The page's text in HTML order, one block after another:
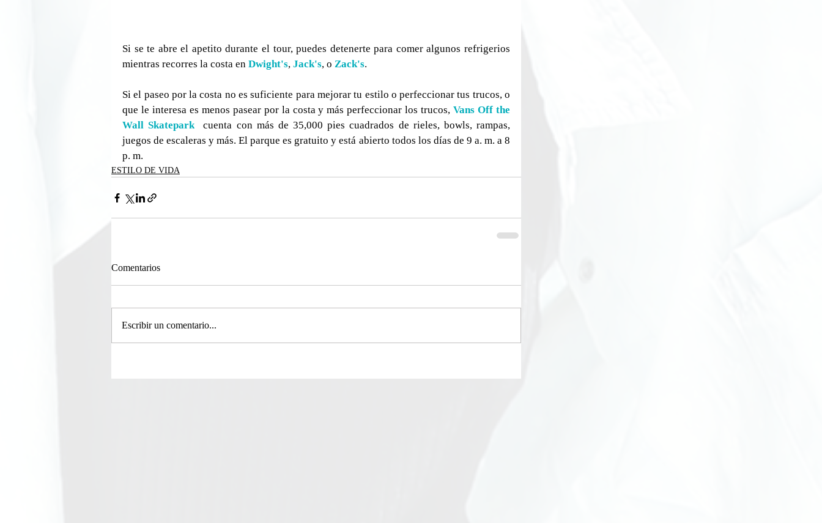
Si se te abre el apetito durante el tour, puedes detenerte para comer algunos refrigerios
mientras recorres la costa en Dwight's, Jack's, o Zack's.
Si el paseo por la costa no es suficiente para mejorar tu estilo o perfeccionar tus trucos, o
que le interesa es menos pasear por la costa y más perfeccionar los trucos, Vans Off the
Wall Skatepark
cuenta con más de 35,000 pies cuadrados de rieles, bowls, rampas,
juegos de escaleras y más. El parque es gratuito y está abierto todos los días de 9 a. m. a 8
p. m.
ESTILO DE VIDA
Comentarios
Escribir un comentario...